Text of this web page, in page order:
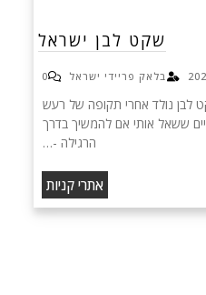
שקט לבן ישראל
בלאק פריידי ישראל 0
לבן נולד אחרי תקופה של רעש
ששאל אותי אם להמשיך בדרך
הרגילה -…
אתרי קניות